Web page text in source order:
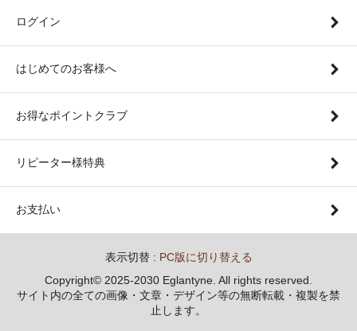
ログイン
はじめてのお客様へ
お得なポイントクラブ
リピーター様特典
お支払い
表示切替 : PC版に切り替える
Copyright© 2025-2030 Eglantyne. All rights reserved.
サイト内の全ての画像・文章・デザイン等の無断転載・複製を禁
止します。